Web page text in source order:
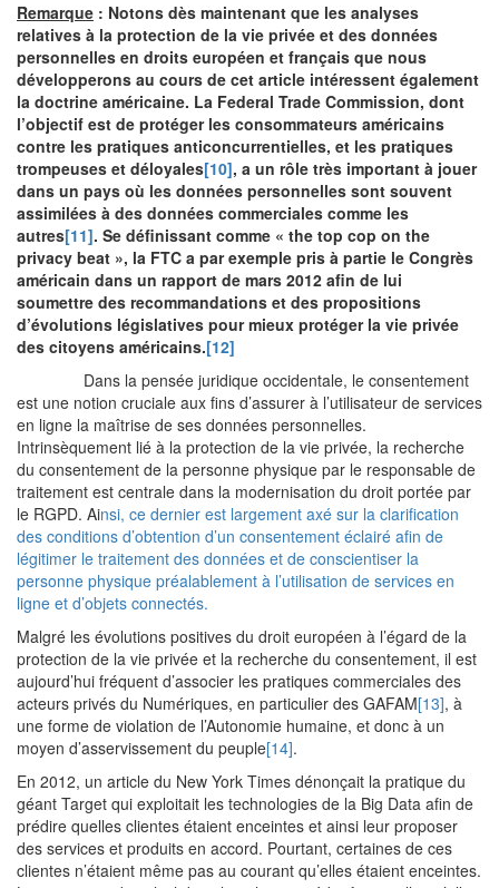
Remarque : Notons dès maintenant que les analyses
relatives à la protection de la vie privée et des données
personnelles en droits européen et français que nous
développerons au cours de cet article intéressent également
la doctrine américaine. La Federal Trade Commission, dont
l’objectif est de protéger les consommateurs américains
contre les pratiques anticoncurrentielles, et les pratiques
trompeuses et déloyales[10], a un rôle très important à jouer
dans un pays où les données personnelles sont souvent
assimilées à des données commerciales comme les
autres[11]. Se définissant comme « the top cop on the
privacy beat », la FTC a par exemple pris à partie le Congrès
américain dans un rapport de mars 2012 afin de lui
soumettre des recommandations et des propositions
d’évolutions législatives pour mieux protéger la vie privée
des citoyens américains.[12]
Dans la pensée juridique occidentale, le consentement
est une notion cruciale aux fins d’assurer à l’utilisateur de services
en ligne la maîtrise de ses données personnelles.
Intrinsèquement lié à la protection de la vie privée, la recherche
du consentement de la personne physique par le responsable de
traitement est centrale dans la modernisation du droit portée par
le RGPD. Ainsi, ce dernier est largement axé sur la clarification
des conditions d’obtention d’un consentement éclairé afin de
légitimer le traitement des données et de conscientiser la
personne physique préalablement à l’utilisation de services en
ligne et d’objets connectés.
Malgré les évolutions positives du droit européen à l’égard de la
protection de la vie privée et la recherche du consentement, il est
aujourd’hui fréquent d’associer les pratiques commerciales des
acteurs privés du Numériques, en particulier des GAFAM[13], à
une forme de violation de l’Autonomie humaine, et donc à un
moyen d’asservissement du peuple[14].
En 2012, un article du New York Times dénonçait la pratique du
géant Target qui exploitait les technologies de la Big Data afin de
prédire quelles clientes étaient enceintes et ainsi leur proposer
des services et produits en accord. Pourtant, certaines de ces
clientes n’étaient même pas au courant qu’elles étaient enceintes.